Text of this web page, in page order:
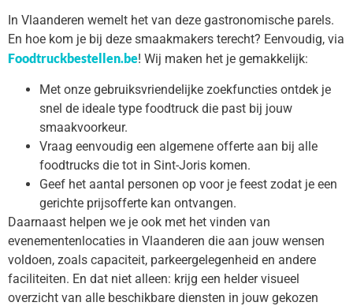
In Vlaanderen wemelt het van deze gastronomische parels.
En hoe kom je bij deze smaakmakers terecht? Eenvoudig, via
Foodtruckbestellen.be! Wij maken het je gemakkelijk:
Met onze gebruiksvriendelijke zoekfuncties ontdek je
snel de ideale type foodtruck die past bij jouw
smaakvoorkeur.
Vraag eenvoudig een algemene offerte aan bij alle
foodtrucks die tot in Sint-Joris komen.
Geef het aantal personen op voor je feest zodat je een
gerichte prijsofferte kan ontvangen.
Daarnaast helpen we je ook met het vinden van
evenementenlocaties in Vlaanderen die aan jouw wensen
voldoen, zoals capaciteit, parkeergelegenheid en andere
faciliteiten. En dat niet alleen: krijg een helder visueel
overzicht van alle beschikbare diensten in jouw gekozen